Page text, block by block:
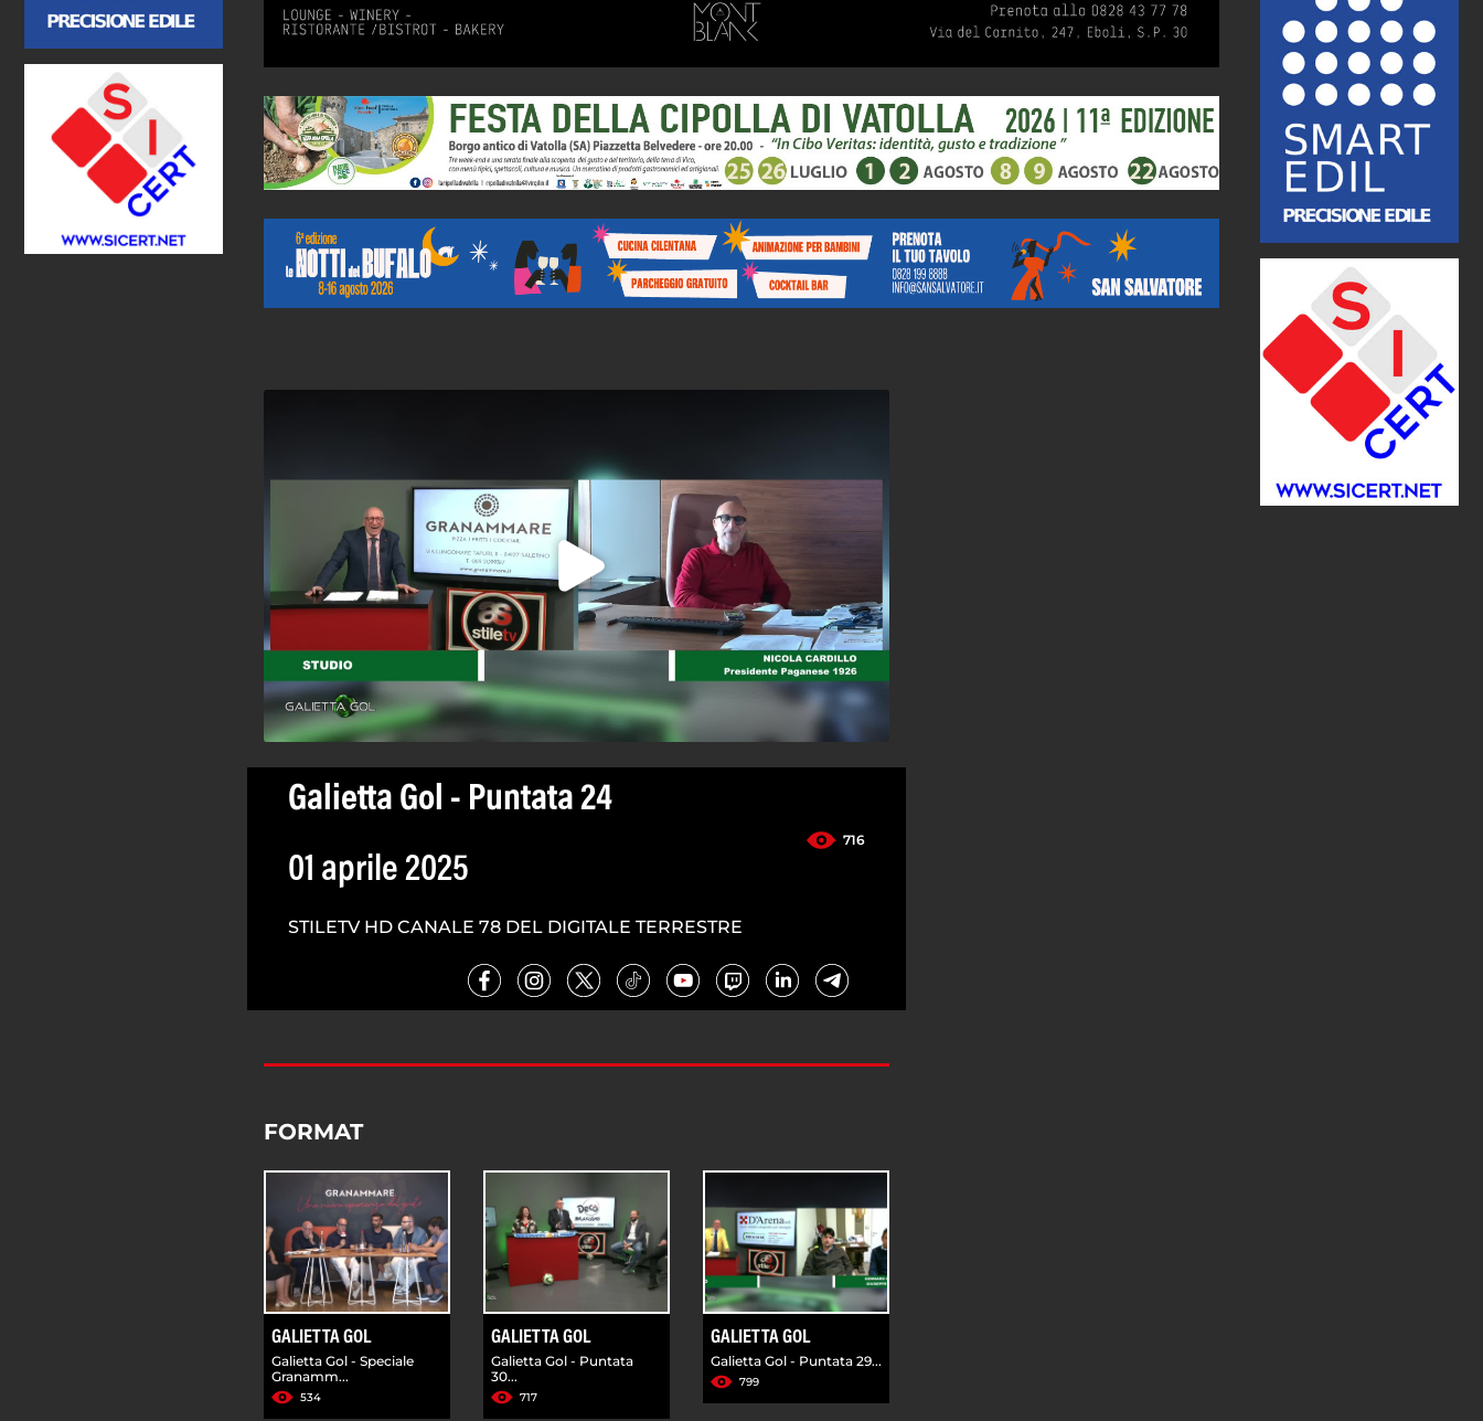
Galietta Gol - Puntata 24
716
01 aprile 2025
STILETV HD CANALE 78 DEL DIGITALE TERRESTRE
FORMAT
GALIETTA GOL
Galietta Gol - Speciale
Granamm...
534
GALIETTA GOL
Galietta Gol - Puntata
30...
717
GALIETTA GOL
Galietta Gol - Puntata 29...
799